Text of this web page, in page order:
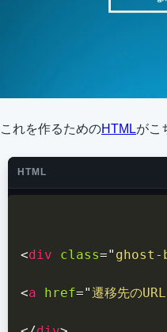
これを作るためのHTMLがこ
HTML
<div class=" ghost-
<a href="遷移先のURL